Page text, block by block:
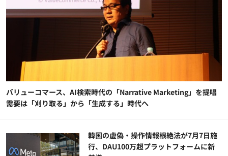
バリューコマース、AI検索時代の「Narrative Marketing」を提唱
需要は「刈り取る」から「生成する」時代へ
韓国の虚偽・操作情報根絶法が7月7日施
行、DAU100万超プラットフォームに新